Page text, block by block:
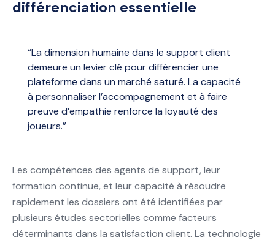
différenciation essentielle
“La dimension humaine dans le support client
demeure un levier clé pour différencier une
plateforme dans un marché saturé. La capacité
à personnaliser l’accompagnement et à faire
preuve d’empathie renforce la loyauté des
joueurs.”
Les compétences des agents de support, leur
formation continue, et leur capacité à résoudre
rapidement les dossiers ont été identifiées par
plusieurs études sectorielles comme facteurs
déterminants dans la satisfaction client. La technologie